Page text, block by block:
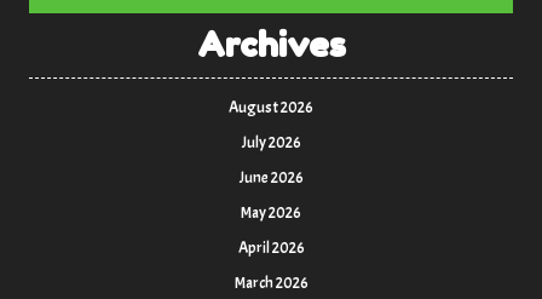
Archives
August 2026
July 2026
June 2026
May 2026
April 2026
March 2026